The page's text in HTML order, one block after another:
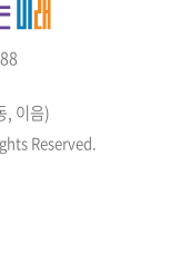
, 이음)
Reserved.